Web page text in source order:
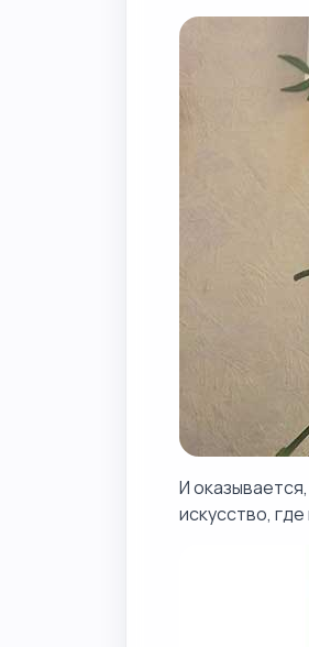
И
искусство,